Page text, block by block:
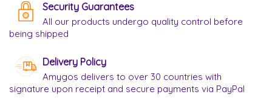
Security Guarantees
All our products undergo quality control before
being shipped
Delivery Policy
Amygos delivers to over 30 countries with
signature upon receipt and secure payments via PayPal